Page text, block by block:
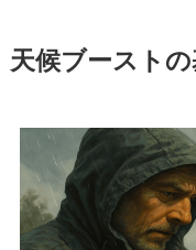
天候ブースト